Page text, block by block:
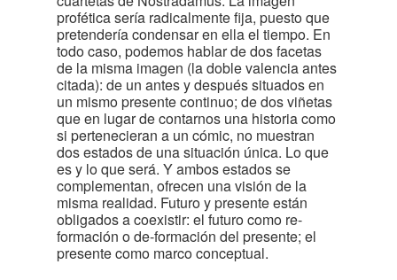
profética sería radicalmente fija, puesto que
pretendería condensar en ella el tiempo. En
todo caso, podemos hablar de dos facetas
de la misma imagen (la doble valencia antes
citada): de un antes y después situados en
un mismo presente continuo; de dos viñetas
que en lugar de contarnos una historia como
si pertenecieran a un cómic, no muestran
dos estados de una situación única. Lo que
es y lo que será. Y ambos estados se
complementan, ofrecen una visión de la
misma realidad. Futuro y presente están
obligados a coexistir: el futuro como re-
formación o de-formación del presente; el
presente como marco conceptual.